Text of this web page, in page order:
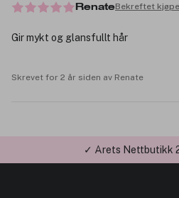
RenateBekreftet
Gir mykt og glansfullt hår
Skrevet for 2 år siden av Renate
✓ Årets Nettbutikk